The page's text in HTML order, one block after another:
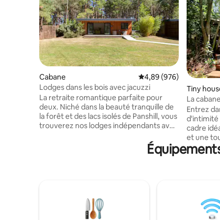
Cabane Évaluation moyenne
4,89 (976)
Lodges dans les bois avec jacuzzi
La retraite romantique parfaite pour
deux. Niché dans la beauté tranquille de
la forêt et des lacs isolés de Panshill, vous
trouverez nos lodges indépendants avec
chocolats gratuits à l'arrivée (n'hésitez
pas à me contacter si vous préférez un
supplémentaires. Renseignez-vous sur le
barbecue et la location de vélos. Offre de
Tiny
La
Entrez
d'intimité
cadre
et une touche
sous les
Entouré